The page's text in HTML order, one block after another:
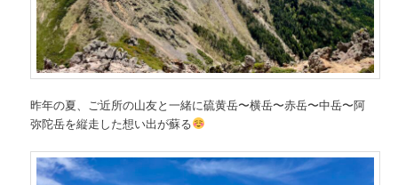
昨年の夏、ご近所の山友と一緒に硫黄岳〜横岳〜赤岳〜中岳〜阿
弥陀岳を縦走した想い出が蘇る